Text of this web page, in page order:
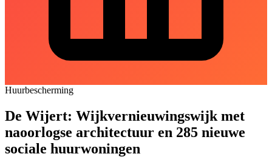
Huurbescherming
De Wijert: Wijkvernieuwingswijk met
naoorlogse architectuur en 285 nieuwe
sociale huurwoningen